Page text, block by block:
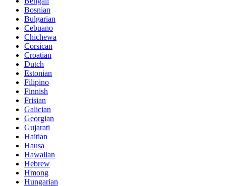
Bosnian
Bulgarian
Cebuano
Chichewa
Corsican
Croatian
Dutch
Estonian
Filipino
Finnish
Frisian
Galician
Georgian
Gujarati
Haitian
Hausa
Hawaiian
Hebrew
Hmong
Hungarian